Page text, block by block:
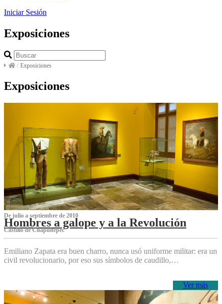
Iniciar Sesión
Exposiciones
/ Exposiciones
Exposiciones
De julio a septiembre de 2010
Hombres a galope y a la Revolución
Castillo de Chapultepec
Emiliano Zapata era buen charro, nunca usó uniforme militar: era un
civil revolucionario, por eso sus símbolos de caudillo,…
Ver más